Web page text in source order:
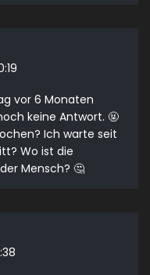
vor 6 Monaten
keine Antwort. 🤬
Ich warte seit
Wo ist die
Mensch? 🤔